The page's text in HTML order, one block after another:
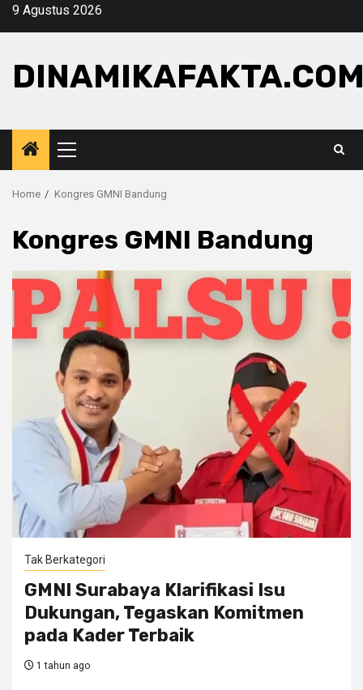
Skip9 Agustus 2026
Primary
Menu
Home Kongres GMNI Bandung
Kongres GMNI Bandung
Tak Berkategori
GMNI Surabaya Klarifikasi Isu
Dukungan, Tegaskan Komitmen
pada Kader Terbaik
1 tahun ago